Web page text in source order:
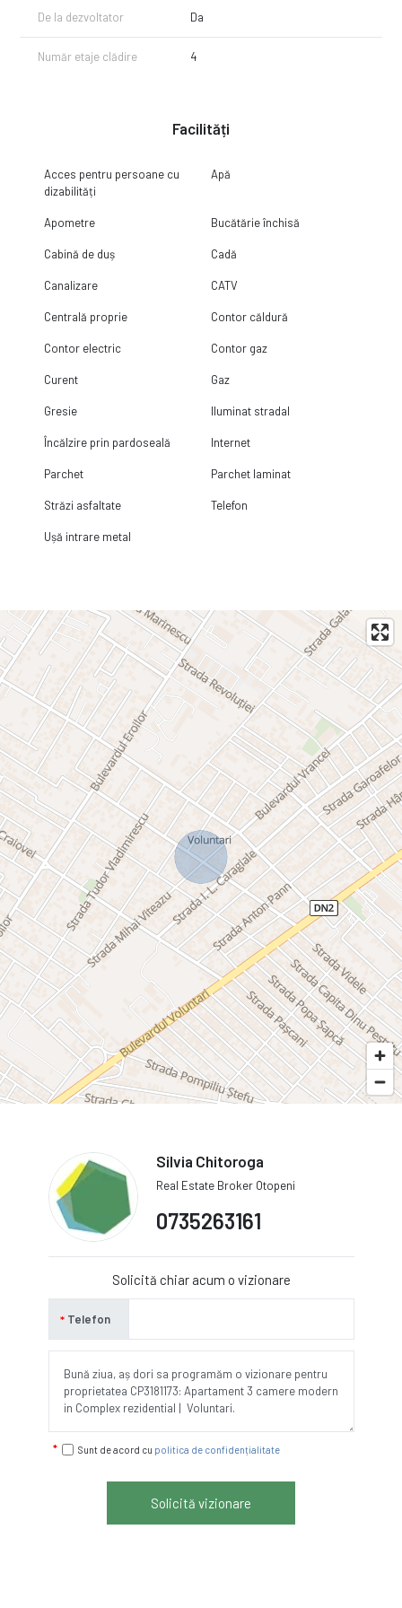
De la dezvoltator Da
Număr etaje clădire 4
Facilități
Acces pentru persoane cu
dizabilități
Apă
Apometre Bucătărie închisă
Cabină de duș Cadă
Canalizare CATV
Centrală proprie Contor căldură
Contor electric Contor gaz
Curent Gaz
Gresie Iluminat stradal
Încălzire prin pardoseală Internet
Parchet Parchet laminat
Străzi asfaltate Telefon
Ușă intrare metal
Silvia Chitoroga
Real Estate Broker Otopeni
0735263161
Solicită chiar acum o vizionare
Telefon
Sunt de acord cu politica de confidențialitate
Solicită vizionare